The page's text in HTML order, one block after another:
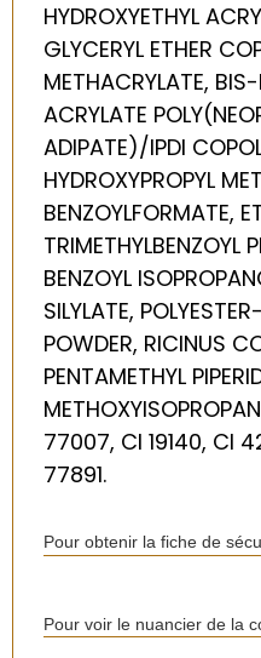
HYDROXYETHYL
GLYCERYL ETHER
METHACRYLATE,
ACRYLATE
ADIPATE)/IPDI
HYDROXYPROPYL
BENZOYLFORMATE,
TRIMETHYLBENZOYL
BENZOYL
SILYLATE,
POWDER, RICINUS
PENTAMETHYL
77007, CI 19140, CI
77891.
Pour obtenir la fiche de
Pour voir le nuancier de la